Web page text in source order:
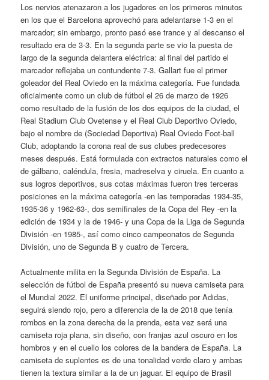
Los nervios atenazaron a los jugadores en los primeros minutos
en los que el Barcelona aprovechó para adelantarse 1-3 en el
marcador; sin embargo, pronto pasó ese trance y al descanso el
resultado era de 3-3. En la segunda parte se vio la puesta de
largo de la segunda delantera eléctrica: al final del partido el
marcador reflejaba un contundente 7-3. Gallart fue el primer
goleador del Real Oviedo en la máxima categoría. Fue fundada
oficialmente como un club de fútbol el 26 de marzo de 1926
como resultado de la fusión de los dos equipos de la ciudad, el
Real Stadium Club Ovetense y el Real Club Deportivo Oviedo,
bajo el nombre de (Sociedad Deportiva) Real Oviedo Foot-ball
Club, adoptando la corona real de sus clubes predecesores
meses después. Está formulada con extractos naturales como el
de gálbano, caléndula, fresia, madreselva y ciruela. En cuanto a
sus logros deportivos, sus cotas máximas fueron tres terceras
posiciones en la máxima categoría -en las temporadas 1934-35,
1935-36 y 1962-63-, dos semifinales de la Copa del Rey -en la
edición de 1934 y la de 1946- y una Copa de la Liga de Segunda
División -en 1985-, así como cinco campeonatos de Segunda
División, uno de Segunda B y cuatro de Tercera.
Actualmente milita en la Segunda División de España. La
selección de fútbol de España presentó su nueva camiseta para
el Mundial 2022. El uniforme principal, diseñado por Adidas,
seguirá siendo rojo, pero a diferencia de la de 2018 que tenía
rombos en la zona derecha de la prenda, esta vez será una
camiseta roja plana, sin diseño, con franjas azul oscuro en los
hombros y en el cuello los colores de la bandera de España. La
camiseta de suplentes es de una tonalidad verde claro y ambas
tienen la textura similar a la de un jaguar. El equipo de Brasil